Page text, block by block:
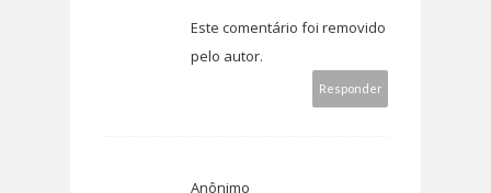
Este comentário foi removido
pelo autor.
Responder
Anônimo